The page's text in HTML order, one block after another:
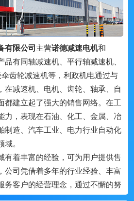
有限公司 主营诺德减速电机和
品有同轴减速机、平行轴减速机、
齿轮减速机等，利政机电通过与
在减速机、电机、齿轮、轴承、自
都建立起了强大的销售网络。在工
力，表现在石油、化工、金属、冶
制造、汽车工业、电力行业自动化
。
有着丰富的经验，可为用户提供售
公司凭借着多年的行业经验、丰富
务客户的经营理念，通过不懈的努
业品牌及许多厂家密切合作，形成